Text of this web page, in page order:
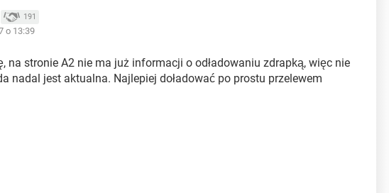
191
o 13:39
na stronie A2 nie ma już informacji o odładowaniu zdrapką, więc nie
nadal jest aktualna. Najlepiej doładować po prostu przelewem